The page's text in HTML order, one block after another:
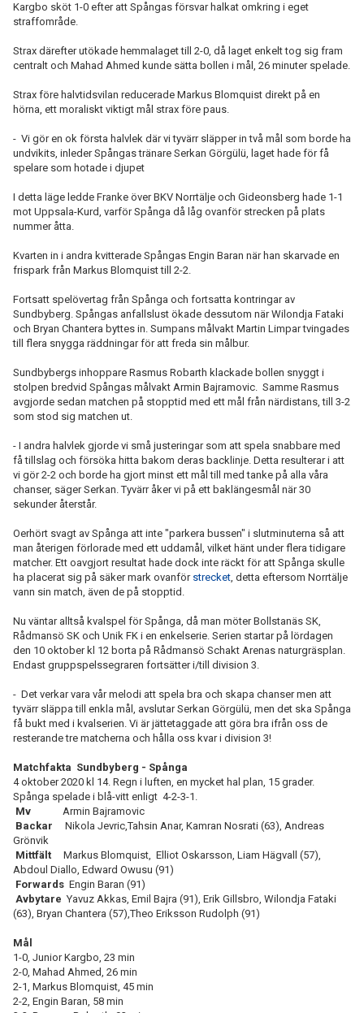
Kargbo sköt 1-0 efter att Spångas försvar halkat omkring i eget
straffområde.
Strax därefter utökade hemmalaget till 2-0, då laget enkelt tog sig fram
centralt och Mahad Ahmed kunde sätta bollen i mål, 26 minuter spelade.
Strax före halvtidsvilan reducerade Markus Blomquist direkt på en
hörna, ett moraliskt viktigt mål strax före paus.
- Vi gör en ok första halvlek där vi tyvärr släpper in två mål som borde ha
undvikits, inleder Spångas tränare Serkan Görgülü, laget hade för få
spelare som hotade i djupet
I detta läge ledde Franke över BKV Norrtälje och Gideonsberg hade 1-1
mot Uppsala-Kurd, varför Spånga då låg ovanför strecken på plats
nummer åtta.
Kvarten in i andra kvitterade Spångas Engin Baran när han skarvade en
frispark från Markus Blomquist till 2-2.
Fortsatt spelövertag från Spånga och fortsatta kontringar av
Sundbyberg. Spångas anfallslust ökade dessutom när Wilondja Fataki
och Bryan Chantera byttes in. Sumpans målvakt Martin Limpar tvingades
till flera snygga räddningar för att freda sin målbur.
Sundbybergs inhoppare Rasmus Robarth klackade bollen snyggt i
stolpen bredvid Spångas målvakt Armin Bajramovic. Samme Rasmus
avgjorde sedan matchen på stopptid med ett mål från närdistans, till 3-2
som stod sig matchen ut.
- I andra halvlek gjorde vi små justeringar som att spela snabbare med
få tillslag och försöka hitta bakom deras backlinje. Detta resulterar i att
vi gör 2-2 och borde ha gjort minst ett mål till med tanke på alla våra
chanser, säger Serkan. Tyvärr åker vi på ett baklängesmål när 30
sekunder återstår.
Oerhört svagt av Spånga att inte "parkera bussen" i slutminuterna så att
man återigen förlorade med ett uddamål, vilket hänt under flera tidigare
matcher. Ett oavgjort resultat hade dock inte räckt för att Spånga skulle
ha placerat sig på säker mark ovanför strecket, detta eftersom Norrtälje
vann sin match, även de på stopptid.
Nu väntar alltså kvalspel för Spånga, då man möter Bollstanäs SK,
Rådmansö SK och Unik FK i en enkelserie. Serien startar på lördagen
den 10 oktober kl 12 borta på Rådmansö Schakt Arenas naturgräsplan.
Endast gruppspelssegraren fortsätter i/till division 3.
- Det verkar vara vår melodi att spela bra och skapa chanser men att
tyvärr släppa till enkla mål, avslutar Serkan Görgülü, men det ska Spånga
få bukt med i kvalserien. Vi är jättetaggade att göra bra ifrån oss de
resterande tre matcherna och hålla oss kvar i division 3!
Matchfakta Sundbyberg - Spånga
4 oktober 2020 kl 14. Regn i luften, en mycket hal plan, 15 grader.
Spånga spelade i blå-vitt enligt 4-2-3-1.
Mv Armin Bajramovic
Backar
Nikola Jevric,Tahsin Anar, Kamran Nosrati (63), Andreas
Grönvik
Mittfält
Markus Blomquist, Elliot Oskarsson, Liam Hägvall (57),
Abdoul Diallo, Edward Owusu (91)
Forwards Engin Baran (91)
AvbytareYavuz Akkas, Emil Bajra (91), Erik Gillsbro, Wilondja Fataki
(63), Bryan Chantera (57),Theo Eriksson Rudolph (91)
Mål
1-0, Junior Kargbo, 23 min
2-0, Mahad Ahmed, 26 min
2-1, Markus Blomquist, 45 min
2-2, Engin Baran, 58 min